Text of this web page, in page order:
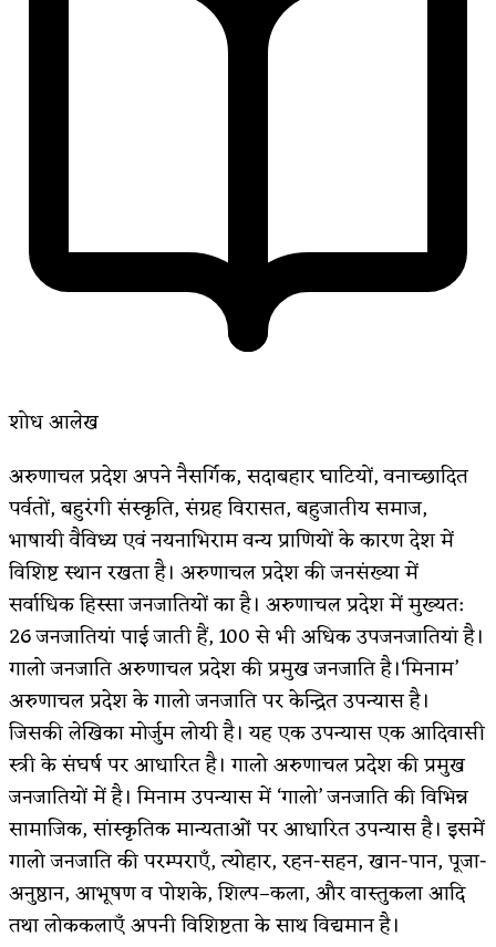
शोध आलेख
अरुणाचल प्रदेश अपने नैसर्गिक, सदाबहार घाटियों, वनाच्छादित
पर्वतों, बहुरंगी संस्कृति, संग्रह विरासत, बहुजातीय समाज,
भाषायी वैविध्य एवं नयनाभिराम वन्य प्राणियों के कारण देश में
विशिष्ट स्थान रखता है। अरुणाचल प्रदेश की जनसंख्या में
सर्वाधिक हिस्सा जनजातियों का है। अरुणाचल प्रदेश में मुख्यत:
26 जनजातियां पाई जाती हैं, 100 से भी अधिक उपजनजातियां है।
गालो जनजाति अरुणाचल प्रदेश की प्रमुख जनजाति है।‘मिनाम’
अरुणाचल प्रदेश के गालो जनजाति पर केन्द्रित उपन्यास है।
जिसकी लेखिका मोर्जुम लोयी है। यह एक उपन्यास एक आदिवासी
स्त्री के संघर्ष पर आधारित है। गालो अरुणाचल प्रदेश की प्रमुख
जनजातियों में है। मिनाम उपन्यास में ‘गालो’ जनजाति की विभिन्न
सामाजिक, सांस्कृतिक मान्यताओं पर आधारित उपन्यास है। इसमें
गालो जनजाति की परम्पराएँ, त्योहार, रहन-सहन, खान-पान, पूजा-
अनुष्ठान, आभूषण व पोशके, शिल्प–कला, और वास्तुकला आदि
तथा लोककलाएँ अपनी विशिष्टता के साथ विद्यमान है।